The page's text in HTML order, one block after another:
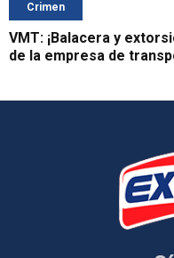
Crimen
VMT: ¡Balacera y
de la empresa de